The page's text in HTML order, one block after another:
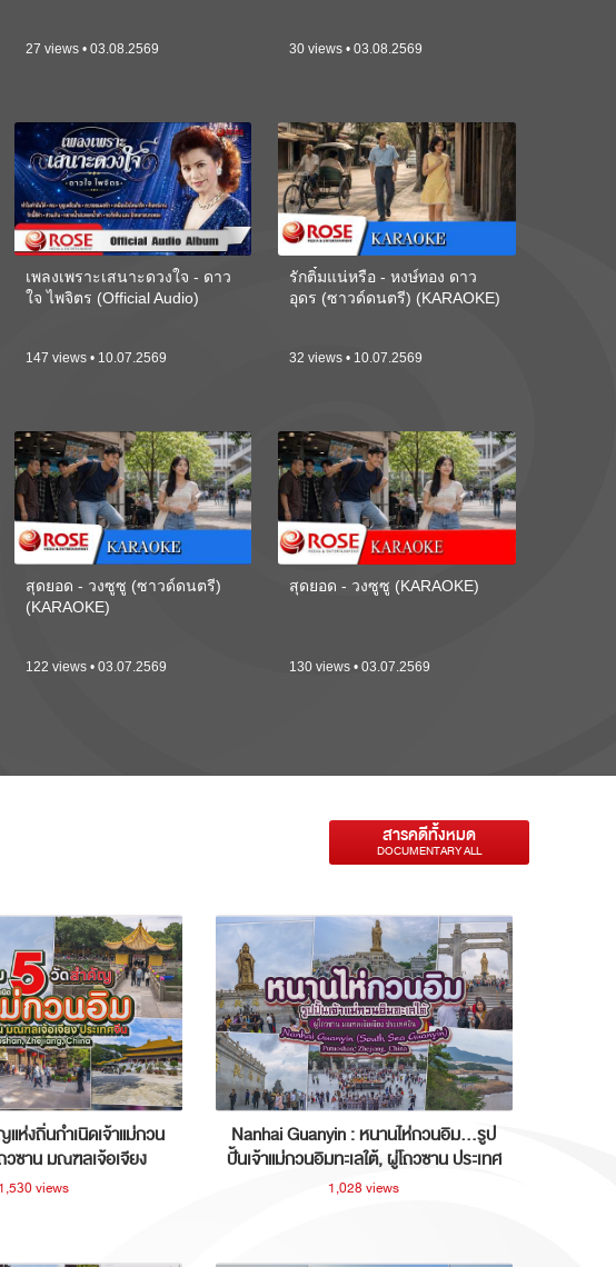
27 views • 03.08.2569 30 views • 03.08.2569
เพลงเพราะเสนาะดวงใจ - ดาว
ใจ ไพจิตร (Official Audio)
147 views • 10.07.2569
รักติ๋มแน่หรือ - หงษ์ทอง ดาว
อุดร (ซาวด์ดนตรี) (KARAOKE)
32 views • 10.07.2569
สุดยอด - วงซูซู (ซาวด์ดนตรี)
(KARAOKE)
122 views • 03.07.2569
สุดยอด - วงซูซู (KARAOKE)
130 views • 03.07.2569
สารคดีทั้งหมด
DOCUMENTARY ALL
ห่งถิ่นกำเนิดเจ้าแม่กวน
วซาน มณฑลเจ้อเจียง
ประเทศจีน
1,530 views
Nanhai Guanyin : หนานไห่กวนอิม...รูป
ปั้นเจ้าแม่กวนอิมทะเลใต้, ผู่โถวซาน ประเทศ
จีน
1,028 views